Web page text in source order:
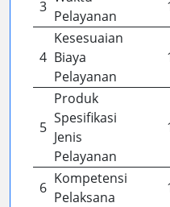
3
Pelayanan
4
Kesesuaian
Biaya
Pelayanan
5
Produk
Spesifikasi
Jenis
Pelayanan
6
Kompetensi
Pelaksana